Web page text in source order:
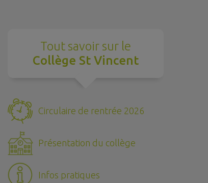
Tout savoir sur le
Collège St Vincent
Circulaire de rentrée 2026
Présentation du collège
Infos pratiques